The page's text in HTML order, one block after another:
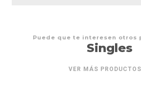
Puede que te interesen otros
Singles
VER MÁS PRODUCTOS